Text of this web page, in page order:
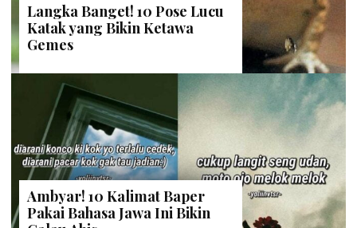
Langka Banget! 10 Pose Lucu
Katak yang Bikin Ketawa
Gemes
Ambyar! 10 Kalimat Baper
Pakai Bahasa Jawa Ini Bikin